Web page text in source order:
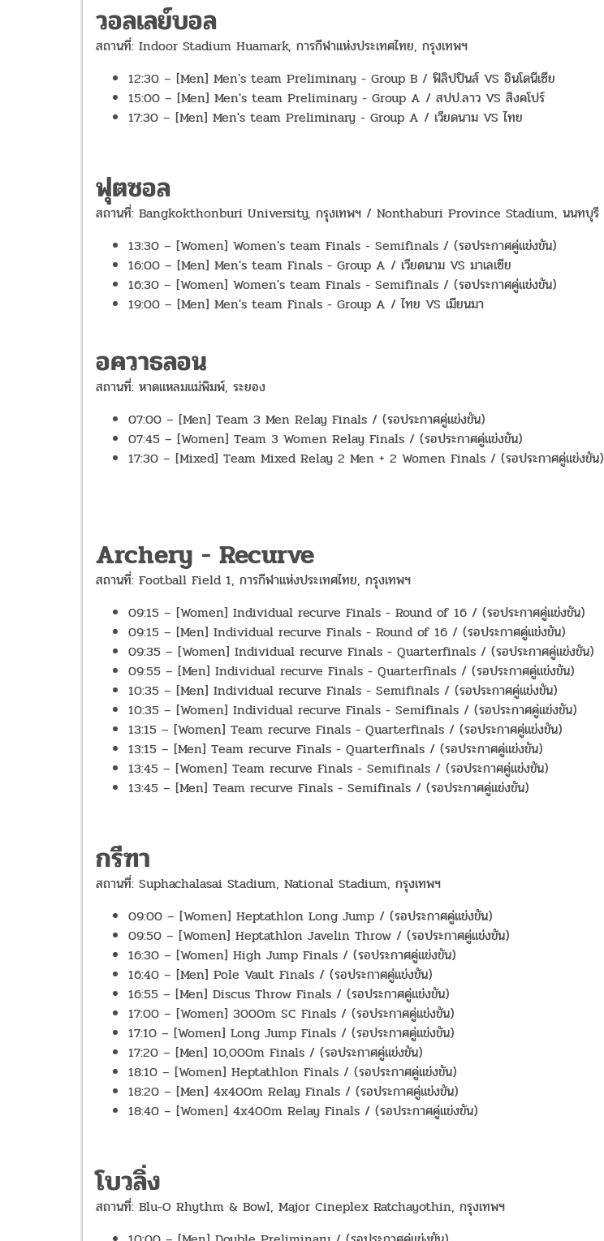
วอลเลย์บอล
สถานที่: Indoor Stadium Huamark, การกีฬาแห่งประเทศไทย, กรุงเทพฯ
12:30 – [Men] Men's team Preliminary - Group B / ฟิลิปปินส์ VS อินโดนีเซีย
15:00 – [Men] Men's team Preliminary - Group A / สปป.ลาว VS สิงคโปร์
17:30 – [Men] Men's team Preliminary - Group A / เวียดนาม VS ไทย
ฟุตซอล
สถานที่: Bangkokthonburi University, กรุงเทพฯ / Nonthaburi Province Stadium, นนทบุรี
13:30 – [Women] Women's team Finals - Semifinals / (รอประกาศคู่แข่งขัน)
16:00 – [Men] Men's team Finals - Group A / เวียดนาม VS มาเลเซีย
16:30 – [Women] Women's team Finals - Semifinals / (รอประกาศคู่แข่งขัน)
19:00 – [Men] Men's team Finals - Group A / ไทย VS เมียนมา
อควาธลอน
สถานที่: หาดแหลมแม่พิมพ์, ระยอง
07:00 – [Men] Team 3 Men Relay Finals / (รอประกาศคู่แข่งขัน)
07:45 – [Women] Team 3 Women Relay Finals / (รอประกาศคู่แข่งขัน)
17:30 – [Mixed] Team Mixed Relay 2 Men + 2 Women Finals / (รอประกาศคู่แข่งขัน)
Archery - Recurve
สถานที่: Football Field 1, การกีฬาแห่งประเทศไทย, กรุงเทพฯ
09:15 – [Women] Individual recurve Finals - Round of 16 / (รอประกาศคู่แข่งขัน)
09:15 – [Men] Individual recurve Finals - Round of 16 / (รอประกาศคู่แข่งขัน)
09:35 – [Women] Individual recurve Finals - Quarterfinals / (รอประกาศคู่แข่งขัน)
09:55 – [Men] Individual recurve Finals - Quarterfinals / (รอประกาศคู่แข่งขัน)
10:35 – [Men] Individual recurve Finals - Semifinals / (รอประกาศคู่แข่งขัน)
10:35 – [Women] Individual recurve Finals - Semifinals / (รอประกาศคู่แข่งขัน)
13:15 – [Women] Team recurve Finals - Quarterfinals / (รอประกาศคู่แข่งขัน)
13:15 – [Men] Team recurve Finals - Quarterfinals / (รอประกาศคู่แข่งขัน)
13:45 – [Women] Team recurve Finals - Semifinals / (รอประกาศคู่แข่งขัน)
13:45 – [Men] Team recurve Finals - Semifinals / (รอประกาศคู่แข่งขัน)
กรีฑา
สถานที่: Suphachalasai Stadium, National Stadium, กรุงเทพฯ
09:00 – [Women] Heptathlon Long Jump / (รอประกาศคู่แข่งขัน)
09:50 – [Women] Heptathlon Javelin Throw / (รอประกาศคู่แข่งขัน)
16:30 – [Women] High Jump Finals / (รอประกาศคู่แข่งขัน)
16:40 – [Men] Pole Vault Finals / (รอประกาศคู่แข่งขัน)
16:55 – [Men] Discus Throw Finals / (รอประกาศคู่แข่งขัน)
17:00 – [Women] 3000m SC Finals / (รอประกาศคู่แข่งขัน)
17:10 – [Women] Long Jump Finals / (รอประกาศคู่แข่งขัน)
17:20 – [Men] 10,000m Finals / (รอประกาศคู่แข่งขัน)
18:10 – [Women] Heptathlon Finals / (รอประกาศคู่แข่งขัน)
18:20 – [Men] 4x400m Relay Finals / (รอประกาศคู่แข่งขัน)
18:40 – [Women] 4x400m Relay Finals / (รอประกาศคู่แข่งขัน)
โบวลิ่ง
สถานที่: Blu-O Rhythm & Bowl, Major Cineplex Ratchayothin, กรุงเทพฯ